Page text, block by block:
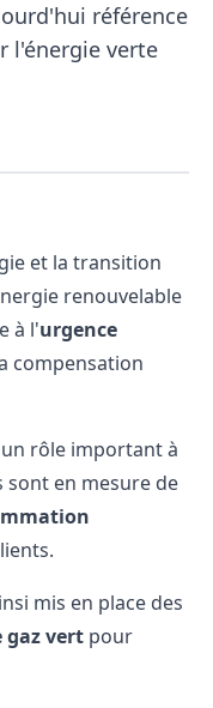
référence
l'énergie verte
et la transition
renouvelable
à l'urgence
compensation
rôle important à
en mesure de
mis en place des
gaz vert pour